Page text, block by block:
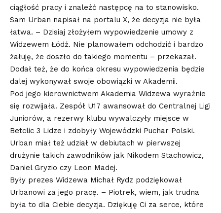
ciągłość pracy i znaleźć następcę na to stanowisko.
Sam Urban napisał na portalu X, że decyzja nie była
łatwa. – Dzisiaj złożyłem wypowiedzenie umowy z
Widzewem Łódź. Nie planowałem odchodzić i bardzo
żałuję, że doszło do takiego momentu – przekazał.
Dodał też, że do końca okresu wypowiedzenia będzie
dalej wykonywał swoje obowiązki w Akademii.
Pod jego kierownictwem Akademia Widzewa wyraźnie
się rozwijała. Zespół U17 awansował do Centralnej Ligi
Juniorów, a rezerwy klubu wywalczyły miejsce w
Betclic 3 Lidze i zdobyły Wojewódzki Puchar Polski.
Urban miał też udział w debiutach w pierwszej
drużynie takich zawodników jak Nikodem Stachowicz,
Daniel Gryzio czy Leon Madej.
Były prezes Widzewa Michał Rydz podziękował
Urbanowi za jego pracę. – Piotrek, wiem, jak trudna
była to dla Ciebie decyzja. Dziękuję Ci za serce, które